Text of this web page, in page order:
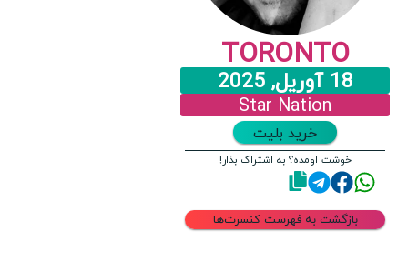
TORONTO
18 آوریل, 2025
Star Nation
خرید بلیت
خوشت اومده؟ به اشتراک بذار!
بازگشت به فهرست کنسرت‌ها